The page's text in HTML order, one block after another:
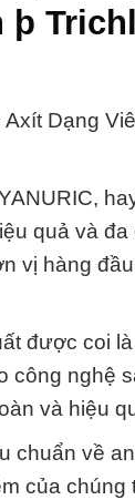
þ
Dạng
quả và
vị hàng
được coi
công nghệ
và hiệu
chuẩn về
của